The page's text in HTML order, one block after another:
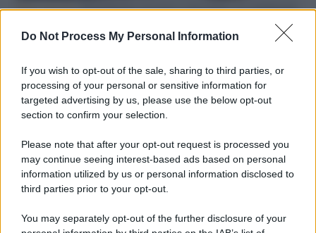
Do Not Process My Personal Information
If you wish to opt-out of the sale, sharing to third parties, or
processing of your personal or sensitive information for
targeted advertising by us, please use the below opt-out
section to confirm your selection.
Please note that after your opt-out request is processed you
may continue seeing interest-based ads based on personal
information utilized by us or personal information disclosed to
third parties prior to your opt-out.
You may separately opt-out of the further disclosure of your
Hate speech /Piattaforme sessiste e misogine: la solidarietà
redazione
L'editoriale /Le mostruose donne dell'Odissea di Nolan
L'editoriale /Riecco il “patto Meloni – Schlein”. Contro i
deepfake in campagna elettorale. Questa volta funzionerà?